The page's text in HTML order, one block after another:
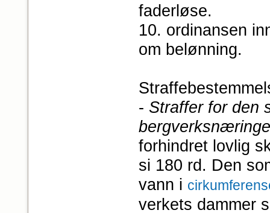
faderløse.
10. ordinansen
om belønning.
- Straffer for den
forhindret lovlig
si 180 rd. Den
vann i
verkets dammer